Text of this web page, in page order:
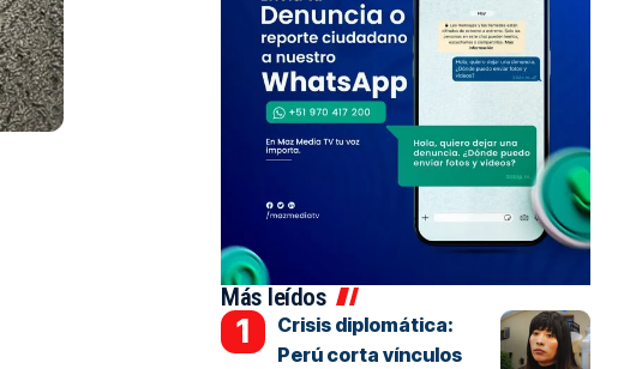
Más leídos
Crisis diplomática:
Perú corta vínculos